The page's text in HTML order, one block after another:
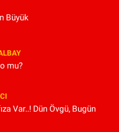
Büyük
mu?
Var..! Dün Övgü, Bugün